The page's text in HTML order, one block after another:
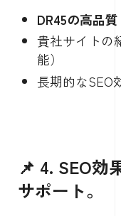
DR45の高品
貴社サイトの
能）
長期的なSEO
📌 4. SEO効
サポート。